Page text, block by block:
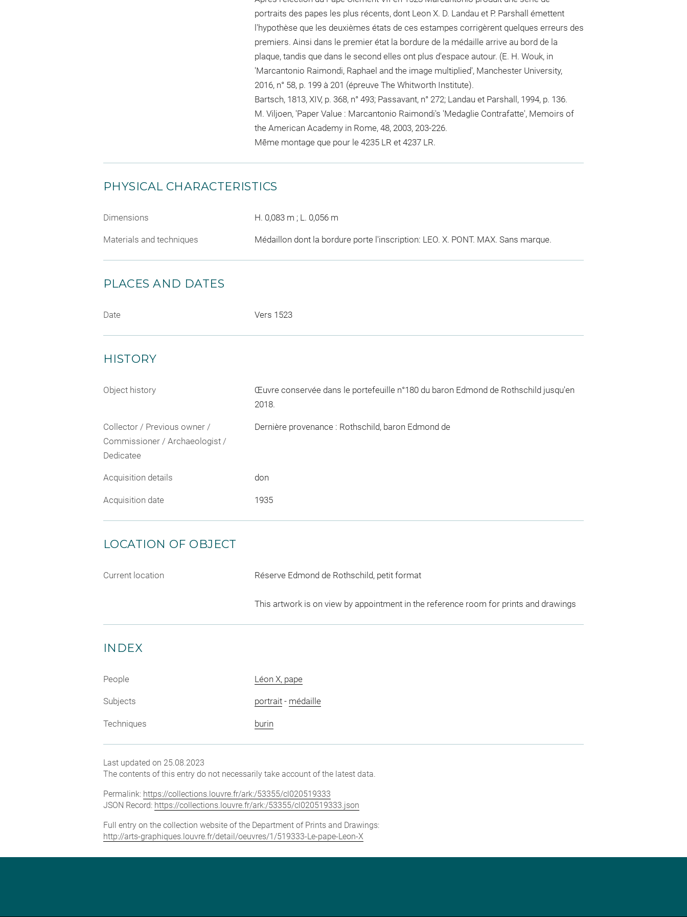
portraits des papes les plus récents, dont Leon X. D. Landau et P. Parshall émettent
l'hypothèse que les deuxièmes états de ces estampes corrigèrent quelques erreurs des
premiers. Ainsi dans le premier état la bordure de la médaille arrive au bord de la
plaque, tandis que dans le second elles ont plus d'espace autour. (E. H. Wouk, in
'Marcantonio Raimondi, Raphael and the image multiplied', Manchester University,
2016, n° 58, p. 199 à 201 (épreuve The Whitworth Institute).
Bartsch, 1813, XIV, p. 368, n° 493; Passavant, n° 272; Landau et Parshall, 1994, p. 136.
M. Viljoen, 'Paper Value : Marcantonio Raimondi's 'Medaglie Contrafatte', Memoirs of
the American Academy in Rome, 48, 2003, 203-226.
Même montage que pour le 4235 LR et 4237 LR.
PHYSICAL CHARACTERISTICS
Dimensions H. 0,083 m ; L. 0,056 m
Materials and techniques Médaillon dont la bordure porte l'inscription: LEO. X. PONT. MAX. Sans marque.
PLACES AND DATES
Date Vers 1523
HISTORY
Object history
Œuvre conservée dans le portefeuille n°180 du baron Edmond de Rothschild jusqu'en
2018.
Collector / Previous owner /
Commissioner / Archaeologist /
Dedicatee
Dernière provenance : Rothschild, baron Edmond de
Acquisition details don
Acquisition date 1935
LOCATION OF OBJECT
Current location Réserve Edmond de Rothschild, petit format
This artwork is on view by appointment in the reference room for prints and drawings
INDEX
People Léon X, pape
Subjects portrait- médaille
Techniques burin
Last updated on 25.08.2023
The contents of this entry do not necessarily take account of the latest data.
Permalink: https://collections.louvre.fr/ark:/53355/cl020519333
JSON Record: https://collections.louvre.fr/ark:/53355/cl020519333.json
Full entry on the collection website of the Department of Prints and Drawings:
http://arts-graphiques.louvre.fr/detail/oeuvres/1/519333-Le-pape-Leon-X